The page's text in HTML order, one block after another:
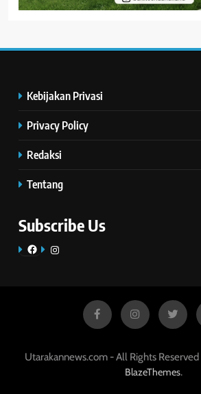
Kebijakan Privasi
Privacy Policy
Redaksi
Tentang
Subscribe Us
FacebookInstagram
Utarakannews.com - All Rights
BlazeThemes.